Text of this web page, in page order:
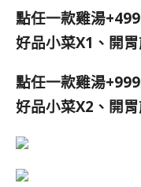
點任一款雞湯
好品小菜X1、開
點任一款雞湯
好品小菜X2、開